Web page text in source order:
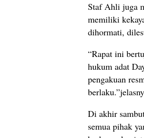
Staf Ahli juga
memiliki
dihormati,
“Rapat ini
hukum adat
pengakuan
Di akhir
semua pihak